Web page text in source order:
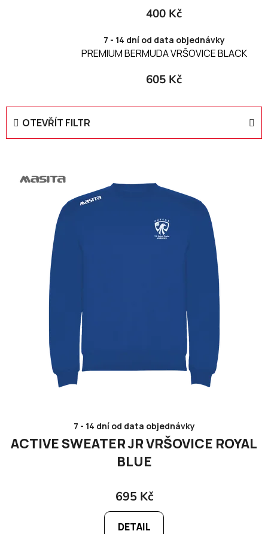
400 Kč
7 - 14 dní od data objednávky
PREMIUM BERMUDA VRŠOVICE BLACK
605 Kč
OTEVŘÍT FILTR
7 - 14 dní od data objednávky
ACTIVE SWEATER JR VRŠOVICE ROYAL
BLUE
695 Kč
DETAIL